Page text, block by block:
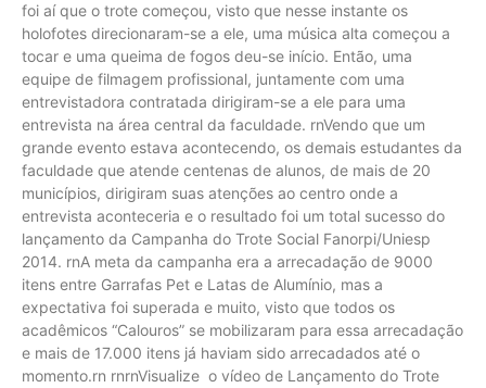
foi aí que o trote começou, visto que nesse instante os
holofotes direcionaram-se a ele, uma música alta começou a
tocar e uma queima de fogos deu-se início. Então, uma
equipe de filmagem profissional, juntamente com uma
entrevistadora contratada dirigiram-se a ele para uma
entrevista na área central da faculdade. rnVendo que um
grande evento estava acontecendo, os demais estudantes da
faculdade que atende centenas de alunos, de mais de 20
municípios, dirigiram suas atenções ao centro onde a
entrevista aconteceria e o resultado foi um total sucesso do
lançamento da Campanha do Trote Social Fanorpi/Uniesp
2014. rnA meta da campanha era a arrecadação de 9000
itens entre Garrafas Pet e Latas de Alumínio, mas a
expectativa foi superada e muito, visto que todos os
acadêmicos “Calouros” se mobilizaram para essa arrecadação
e mais de 17.000 itens já haviam sido arrecadados até o
momento.rn rnrnVisualize o vídeo de Lançamento do Trote